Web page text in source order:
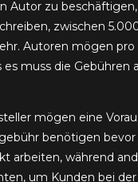
Autor zu
zwischen
Autoren mögen
es muss die Gebühren
mögen eine
benötigen bevor
arbeiten, während
um Kunden bei